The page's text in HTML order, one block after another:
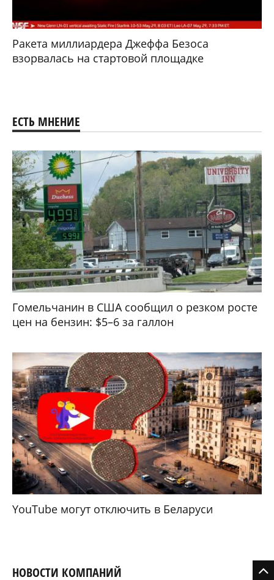
Ракета миллиардера Джеффа Безоса
взорвалась на стартовой площадке
ЕСТЬ МНЕНИЕ
Гомельчанин в США сообщил о резком росте
цен на бензин: $5–6 за галлон
YouTube могут отключить в Беларуси
НОВОСТИ КОМПАНИЙ